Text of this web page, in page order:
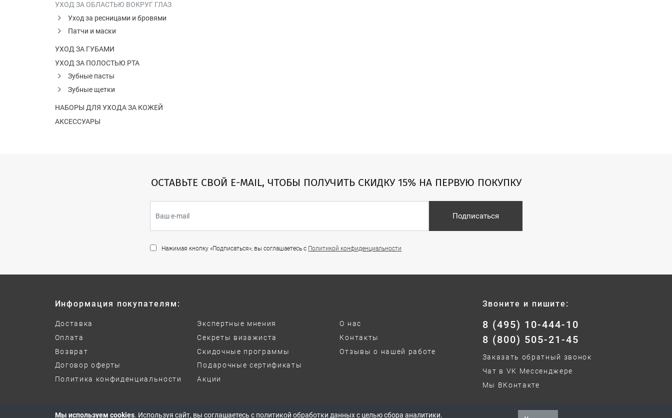
УХОД ЗА ОБЛАСТЬЮ ВОКРУГ ГЛАЗ
Уход за ресницами и бровями
Патчи и маски
УХОД ЗА ГУБАМИ
УХОД ЗА ПОЛОСТЬЮ РТА
Зубные пасты
Зубные щетки
НАБОРЫ ДЛЯ УХОДА ЗА КОЖЕЙ
АКСЕССУАРЫ
ОСТАВЬТЕ СВОЙ E-MAIL, ЧТОБЫ ПОЛУЧИТЬ СКИДКУ 15% НА ПЕРВУЮ ПОКУПКУ
Подписаться
Нажимая кнопку «Подписаться», вы соглашаетесь с Политикой конфиденциальности
Информация покупателям:
Доставка
Оплата
Возврат
Договор оферты
Политика конфиденциальности
Экспертные мнения
Секреты визажиста
Скидочные программы
Подарочные сертификаты
Акции
О нас
Контакты
Отзывы о нашей работе
Звоните и пишите:
8 (495) 10-444-10
8 (800) 505-21-45
Заказать обратный звонок
Чат в VK Мессенджере
Мы ВКонтакте
© 2017-2026 Все права защищены
Мы используем cookies. Используя сайт, вы соглашаетесь с политикой обработки данныхс целью сбора аналитики.